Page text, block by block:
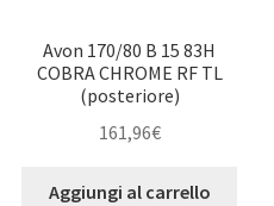
Avon 170/80 B 15 83H
COBRA CHROME RF TL
(posteriore)
161,96€
Aggiungi al carrello